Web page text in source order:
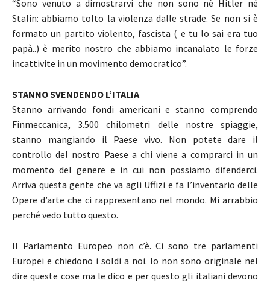
“Sono venuto a dimostrarvi che non sono nè Hitler né
Stalin: abbiamo tolto la violenza dalle strade. Se non si è
formato un partito violento, fascista ( e tu lo sai era tuo
papà..) è merito nostro che abbiamo incanalato le forze
incattivite in un movimento democratico”.
STANNO SVENDENDO L’ITALIA
Stanno arrivando fondi americani e stanno comprendo
Finmeccanica, 3.500 chilometri delle nostre spiaggie,
stanno mangiando il Paese vivo. Non potete dare il
controllo del nostro Paese a chi viene a comprarci in un
momento del genere e in cui non possiamo difenderci.
Arriva questa gente che va agli Uffizi e fa l’inventario delle
Opere d’arte che ci rappresentano nel mondo. Mi arrabbio
perché vedo tutto questo.
Il Parlamento Europeo non c’è. Ci sono tre parlamenti
Europei e chiedono i soldi a noi. Io non sono originale nel
dire queste cose ma le dico e per questo gli italiani devono